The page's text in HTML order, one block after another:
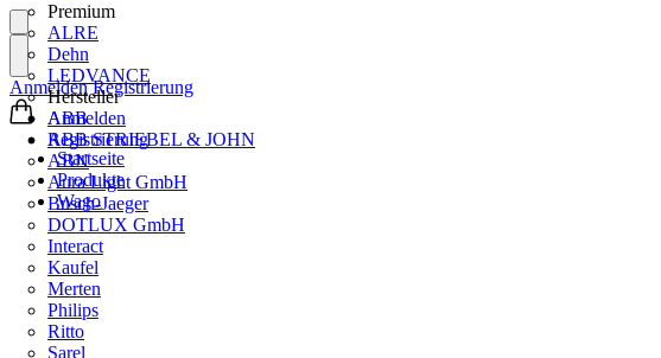
Premium
ALRE
Dehn
LEDVANCE
Hersteller
ABB
ABB STRIEBEL & JOHN
ABN
Aura Light GmbH
Busch-Jaeger
DOTLUX GmbH
Interact
Kaufel
Merten
Philips
Ritto
Sarel
Anmelden
Registrierung
Anmelden Registrierung
Startseite
Produkte
Wago